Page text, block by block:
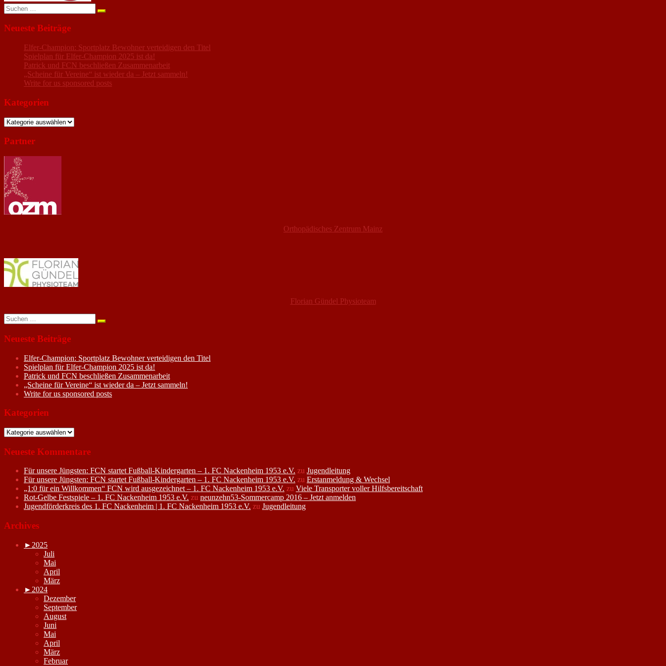
Suchen
nach:
Neueste Beiträge
Elfer-Champion: Sportplatz Bewohner verteidigen den Titel
Spielplan für Elfer-Champion 2025 ist da!
Patrick und FCN beschließen Zusammenarbeit
„Scheine für Vereine“ ist wieder da – Jetzt sammeln!
Write for us sponsored posts
Kategorien
Kategorien
Partner
Orthopädisches Zentrum Mainz
Florian Gündel Physioteam
Suchen
nach:
Neueste Beiträge
Elfer-Champion: Sportplatz Bewohner verteidigen den Titel
Spielplan für Elfer-Champion 2025 ist da!
Patrick und FCN beschließen Zusammenarbeit
„Scheine für Vereine“ ist wieder da – Jetzt sammeln!
Write for us sponsored posts
Kategorien
Kategorien
Neueste Kommentare
Für unsere Jüngsten: FCN startet Fußball-Kindergarten – 1. FC Nackenheim 1953 e.V. zu Jugendleitung
Für unsere Jüngsten: FCN startet Fußball-Kindergarten – 1. FC Nackenheim 1953 e.V. zu Erstanmeldung & Wechsel
„1:0 für ein Willkommen“ FCN wird ausgezeichnet – 1. FC Nackenheim 1953 e.V. zu Viele Transporter voller Hilfsbereitschaft
Rot-Gelbe Festspiele – 1. FC Nackenheim 1953 e.V. zu neunzehn53-Sommercamp 2016 – Jetzt anmelden
Jugendförderkreis des 1. FC Nackenheim | 1. FC Nackenheim 1953 e.V. zu Jugendleitung
Archives
► 2025
Juli
Mai
April
März
► 2024
Dezember
September
August
Juni
Mai
April
März
Februar